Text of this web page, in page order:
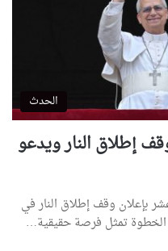
الحدث
إطلاق النار ويدعو
عشر بإعلان وقف إطلاق النار في
تمثل فرصة حقيقية…